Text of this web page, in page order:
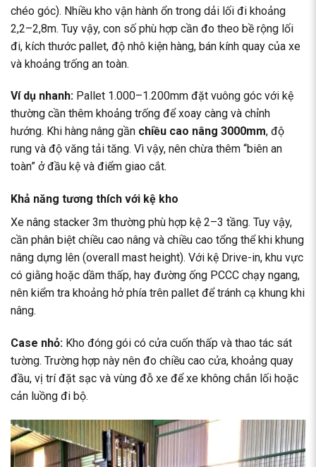
chéo góc). Nhiều kho vận hành ổn trong dải lối đi khoảng
2,2–2,8m. Tuy vậy, con số phù hợp cần đo theo bề rộng lối
đi, kích thước pallet, độ nhô kiện hàng, bán kính quay của xe
và khoảng trống an toàn.
Ví dụ nhanh: Pallet 1.000–1.200mm đặt vuông góc với kệ
thường cần thêm khoảng trống để xoay càng và chỉnh
hướng. Khi hàng nâng gần chiều cao nâng 3000mm, độ
rung và độ văng tải tăng. Vì vậy, nên chừa thêm “biên an
toàn” ở đầu kệ và điểm giao cắt.
Khả năng tương thích với kệ kho
Xe nâng stacker 3m thường phù hợp kệ 2–3 tầng. Tuy vậy,
cần phân biệt chiều cao nâng và chiều cao tổng thể khi khung
nâng dựng lên (overall mast height). Với kệ Drive-in, khu vực
có giằng hoặc dầm thấp, hay đường ống PCCC chạy ngang,
nên kiểm tra khoảng hở phía trên pallet để tránh cạ khung khi
nâng.
Case nhỏ: Kho đóng gói có cửa cuốn thấp và thao tác sát
tường. Trường hợp này nên đo chiều cao cửa, khoảng quay
đầu, vị trí đặt sạc và vùng đỗ xe để xe không chắn lối hoặc
cản luồng đi bộ.